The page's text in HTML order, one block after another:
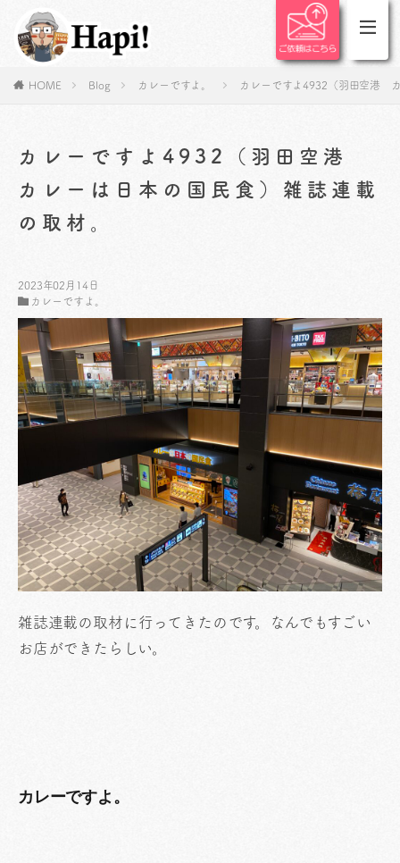
HOME Blog カレーですよ。 カレーですよ4932（羽田空港
カレーですよ4932（羽田空港
カレーは日本の国民食）雑誌連載
の取材。
2023年02月14日
カレーですよ。
雑誌連載の取材に行ってきたのです。なんでもすごい
お店ができたらしい。
カレーですよ。